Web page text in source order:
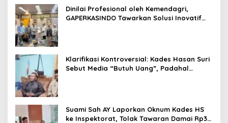
Dinilai Profesional oleh Kemendagri,
GAPERKASINDO Tawarkan Solusi Inovatif
Klarifikasi Kontroversial: Kades Hasan Suri
Sebut Media “Butuh Uang”, Padahal
Suami Sah AY Laporkan Oknum Kades HS
ke Inspektorat, Tolak Tawaran Damai Rp3